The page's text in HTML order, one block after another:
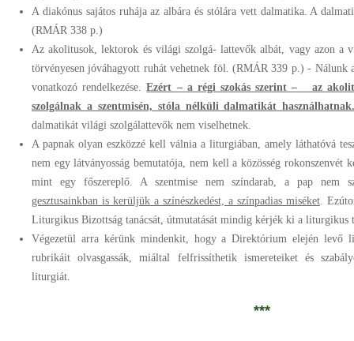
A diakónus sajátos ruhája az albára és stólára vett dalmatika. A
(RMÁR 338 p.)
Az akolitusok, lektorok és világi szolgá- lattevők albát, vagy azon a
törvényesen jóváhagyott ruhát vehetnek föl. (RMÁR 339 p.) - Nálunk
vonatkozó rendelkezése.Ezért – a régi szokás szerint – az
szolgálnak a szentmisén, stóla nélküli dalmatikát
dalmatikát világi szolgálattevők nem viselhetnek.
A papnak olyan eszközzé kell válnia a liturgiában, amely láthatóvá
nem egy látványosság bemutatója, nem kell a közösség rokonszenvét
mint egy főszereplő. A szentmise nem színdarab, a pap nem
gesztusainkban is kerüljük a színészkedést, a színpadias miséket.
Liturgikus Bizottság tanácsát, útmutatását mindig kérjék ki a liturgikus
Végezetül arra kérünk mindenkit, hogy a Direktórium elején levő
rubrikáit olvasgassák, miáltal felfrissíthetik ismereteiket és
liturgiát.
***